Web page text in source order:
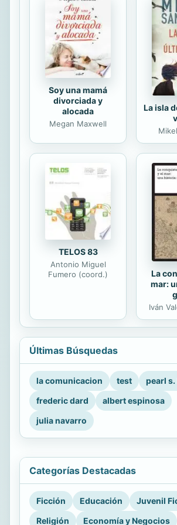
imputación debe
reproche subjetivo de la
proponen diversos
para fundamentarla. En
afronta la temática de la
responsabilidad
Soy una mamá
divorciada y
alocada
Megan Maxwell
La isla
TELOS 83
Antonio Miguel
Fumero (coord.)
La
mar:
Iván
Últimas Búsquedas
la comunicacion test
pearl
frederic dard
albert espinosa
julia navarro
Categorías Destacadas
Ficción Educación
Juvenil
Religión
Economía y Negocios